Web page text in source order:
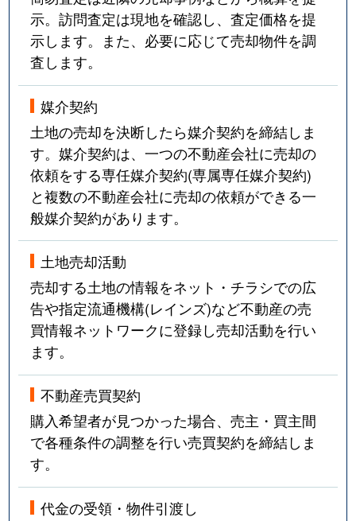
示。訪問査定は現地を確認し、査定価格を提
示します。また、必要に応じて売却物件を調
査します。
媒介契約
土地の売却を決断したら媒介契約を締結しま
す。媒介契約は、一つの不動産会社に売却の
依頼をする専任媒介契約(専属専任媒介契約)
と複数の不動産会社に売却の依頼ができる一
般媒介契約があります。
土地売却活動
売却する土地の情報をネット・チラシでの広
告や指定流通機構(レインズ)など不動産の売
買情報ネットワークに登録し売却活動を行い
ます。
不動産売買契約
購入希望者が見つかった場合、売主・買主間
で各種条件の調整を行い売買契約を締結しま
す。
代金の受領・物件引渡し